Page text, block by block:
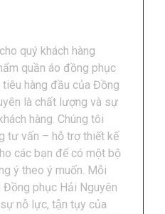
quý khách hàng
quần áo đồng phục
hàng đầu của Đồng
là chất lượng và sự
hàng. Chúng tôi
tư vấn – hỗ trợ thiết kế
các bạn để có một bộ
ý theo ý muốn. Mỗi
phục Hải Nguyên
nỗ lực, tận tụy của